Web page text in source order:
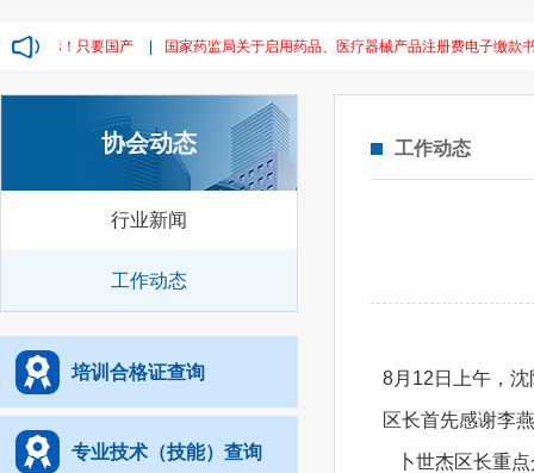
废标！只要国产 | 国家药监局关于启用药品、医疗器械产品注册费电子缴款书
协会动态
行业新闻
工作动态
培训合格证查询
专业技术（技能）查询
工作动态
8月12日上午，
区长首先感谢李
卜世杰区长重点